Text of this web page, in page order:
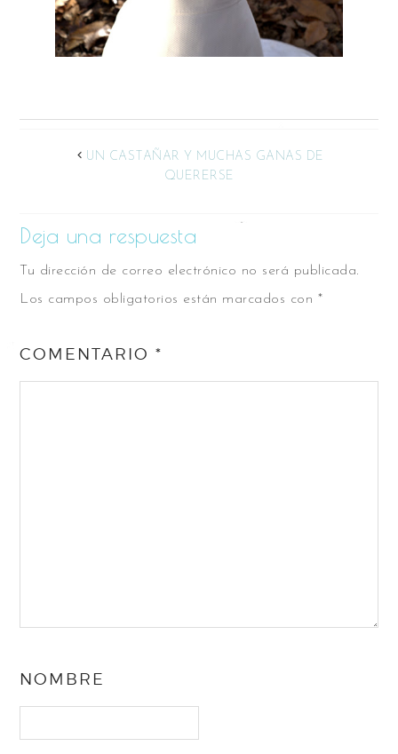
UN CASTAÑAR Y MUCHAS GANAS DE
QUERERSE
Deja una respuesta
Tu dirección de correo electrónico no será publicada.
Los campos obligatorios están marcados con *
COMENTARIO*
NOMBRE